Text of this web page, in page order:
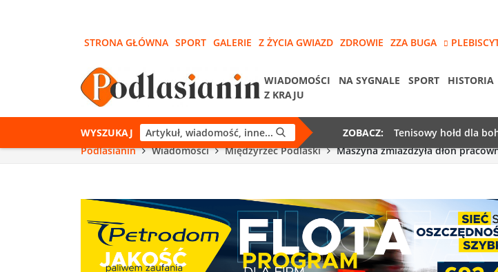
STRONA GŁÓWNA SPORT GALERIE Z ŻYCIA GWIAZD ZDROWIE ZZA BUGA
WIADOMOŚCI NA SYGNALE SPORT HISTORIA
Z KRAJU
WYSZUKAJ ZOBACZ: Tenisowy hołd dla
Podlasianin
Wiadomości Międzyrzec Podlaski Maszyna zmiażdżyła dłoń